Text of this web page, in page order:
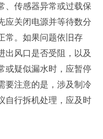
、传感器异常或过载保
应关闭电源并等待数分
常。如果问题依旧存
出风口是否受阻，以及
或疑似漏水时，应暂停
要注意的是，涉及制冷
自行拆机处理，应及时